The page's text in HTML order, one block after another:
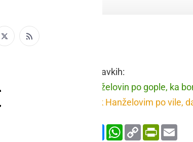
vile - železne
Raba besede v stavkih:
Idi k Hanželovin po gople, ka
Pojdi k Hanželovim po vile,
FacebookMessenger
WhatsApp
Copy
Link